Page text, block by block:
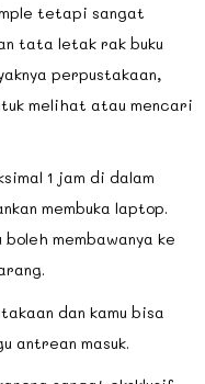
tetapi sangat
tata letak rak buku
perpustakaan,
melihat atau mencari
1 jam di dalam
membuka laptop.
membawanya ke
dan kamu bisa
antrean masuk.